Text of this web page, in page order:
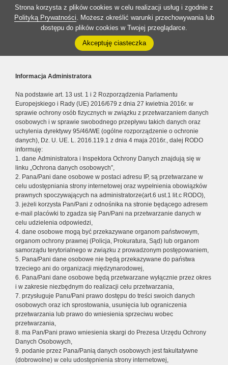
Strona korzysta z plików cookies w celu realizacji usług i zgodnie z
Polityką Prywatności. Możesz określić warunki przechowywania lub
dostępu do plików cookies w Twojej przeglądarce.
Akceptuję ciasteczka
Informacja Administratora
Na podstawie art. 13 ust. 1 i 2 Rozporządzenia Parlamentu
Europejskiego i Rady (UE) 2016/679 z dnia 27 kwietnia 2016r. w
sprawie ochrony osób fizycznych w związku z przetwarzaniem danych
osobowych i w sprawie swobodnego przepływu takich danych oraz
uchylenia dyrektywy 95/46/WE (ogólne rozporządzenie o ochronie
danych), Dz. U. UE. L. 2016.119.1 z dnia 4 maja 2016r., dalej RODO
informuję:
1. dane Administratora i Inspektora Ochrony Danych znajdują się w
linku „Ochrona danych osobowych”,
2. Pana/Pani dane osobowe w postaci adresu IP, są przetwarzane w
celu udostępniania strony internetowej oraz wypełnienia obowiązków
prawnych spoczywających na administratorze(art.6 ust.1 lit.c RODO),
3. jeżeli korzysta Pan/Pani z odnośnika na stronie będącego adresem
e-mail placówki to zgadza się Pan/Pani na przetwarzanie danych w
celu udzielenia odpowiedzi,
4. dane osobowe mogą być przekazywane organom państwowym,
organom ochrony prawnej (Policja, Prokuratura, Sąd) lub organom
samorządu terytorialnego w związku z prowadzonym postępowaniem,
5. Pana/Pani dane osobowe nie będą przekazywane do państwa
trzeciego ani do organizacji międzynarodowej,
6. Pana/Pani dane osobowe będą przetwarzane wyłącznie przez okres
i w zakresie niezbędnym do realizacji celu przetwarzania,
7. przysługuje Panu/Pani prawo dostępu do treści swoich danych
osobowych oraz ich sprostowania, usunięcia lub ograniczenia
przetwarzania lub prawo do wniesienia sprzeciwu wobec
przetwarzania,
8. ma Pan/Pani prawo wniesienia skargi do Prezesa Urzędu Ochrony
Danych Osobowych,
9. podanie przez Pana/Panią danych osobowych jest fakultatywne
(dobrowolne) w celu udostępnienia strony internetowej,